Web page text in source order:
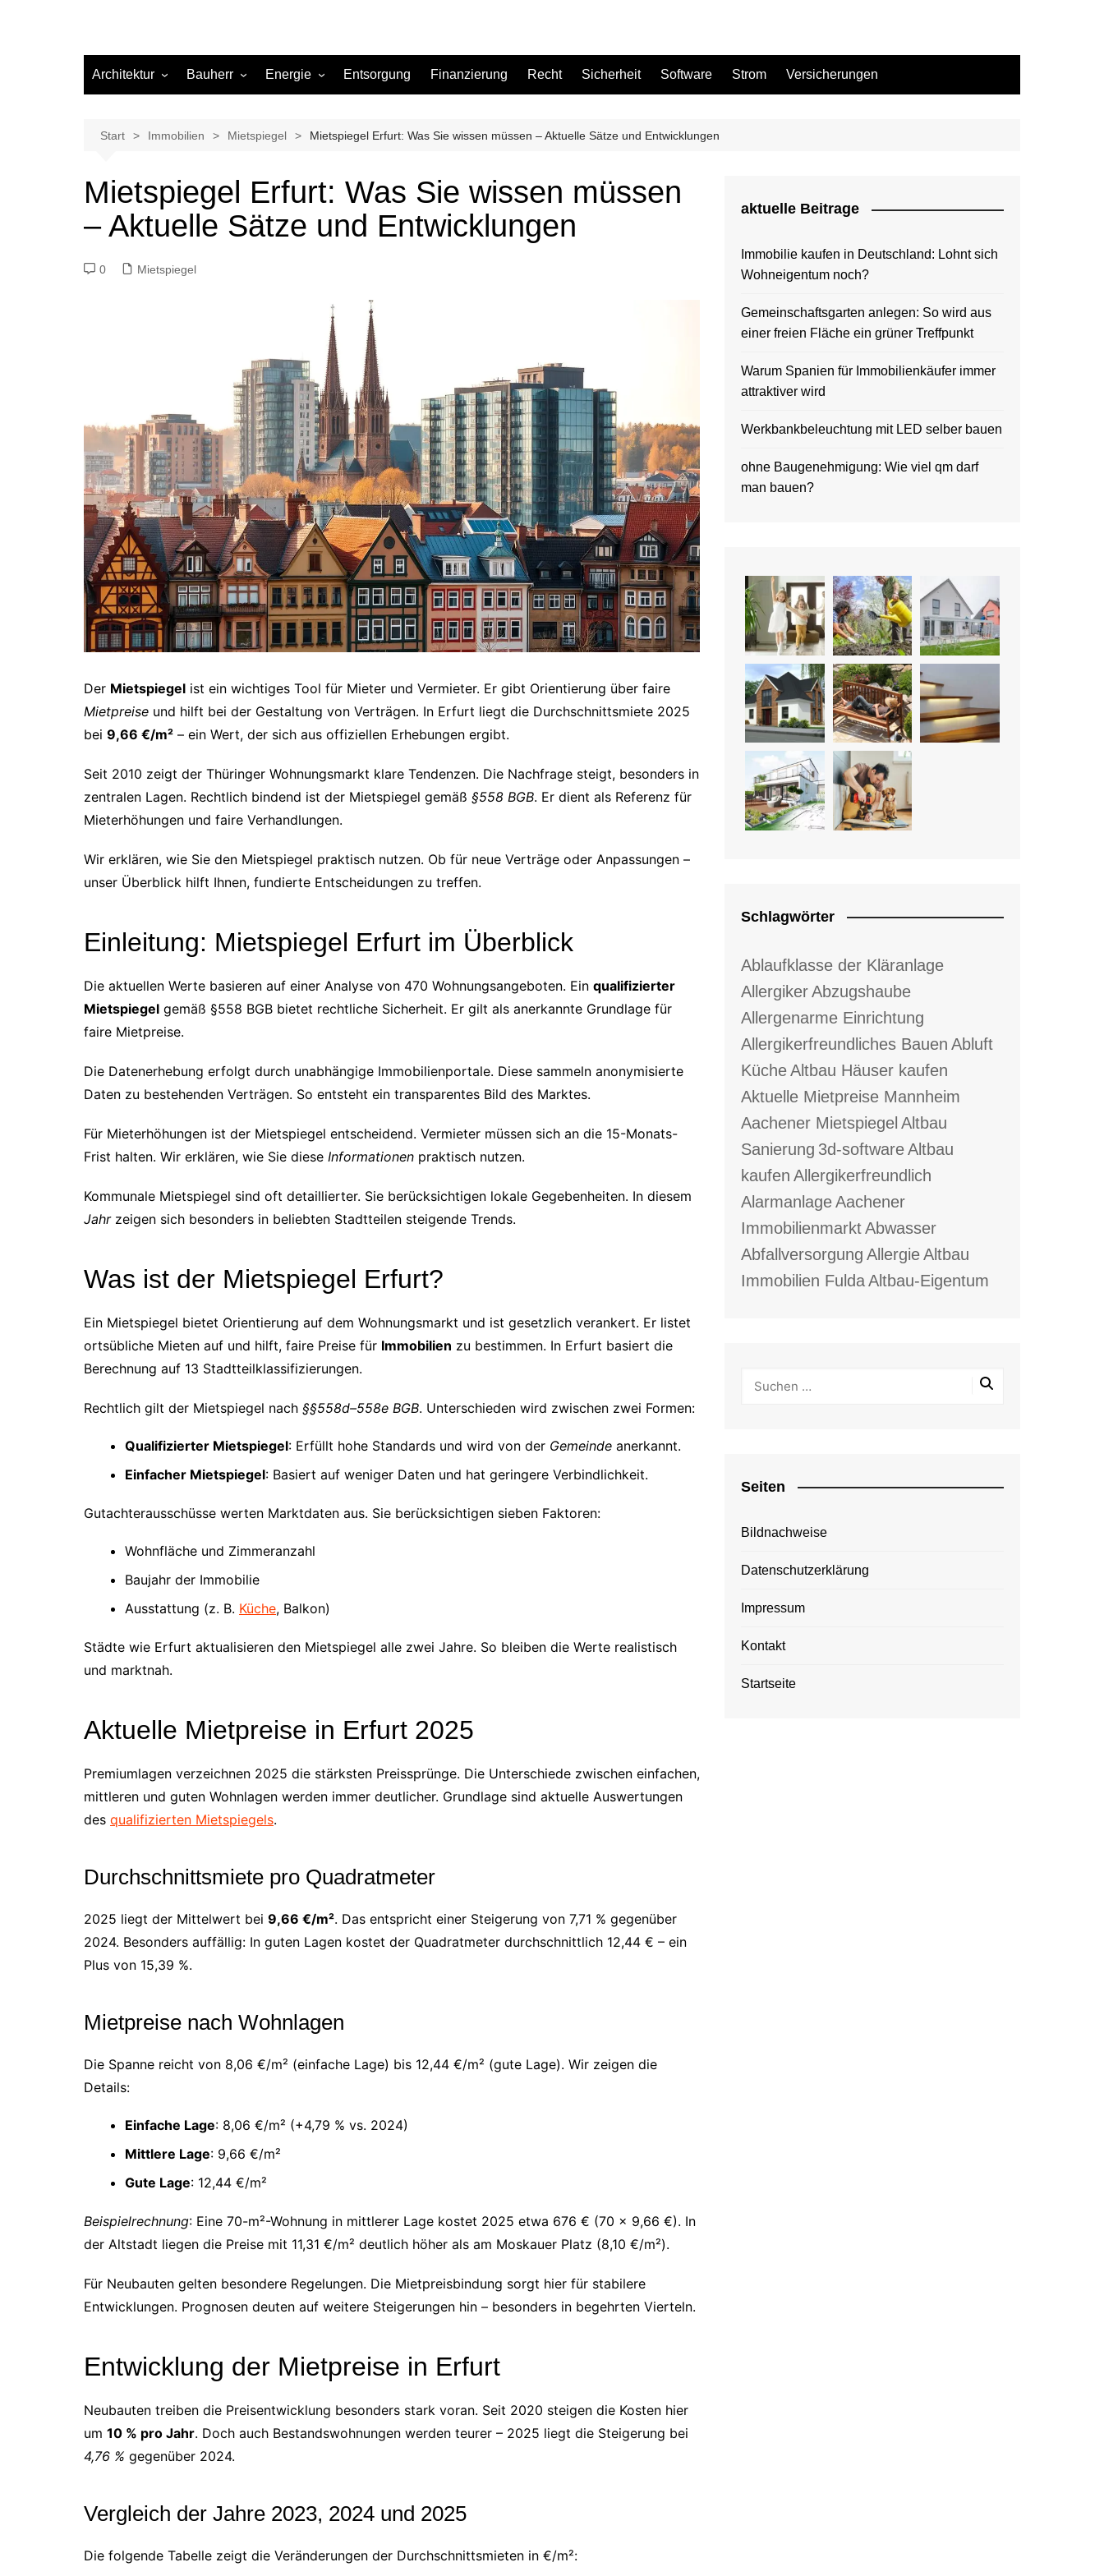
Architektur Bauherr
Beleuchtung
Büro
Garten
Materialien
Ökologisch bauen
Sanierung
Energie
Gas
Entsorgung Finanzierung Recht Sicherheit Software Strom Versicherungen
Start Immobilien Mietspiegel Mietspiegel Erfurt: Was Sie wissen müssen – Aktuelle Sätze und Entwicklungen
Mietspiegel Erfurt: Was Sie wissen müssen
– Aktuelle Sätze und Entwicklungen
0 Mietspiegel
Der Mietspiegel ist ein wichtiges Tool für Mieter und Vermieter. Er gibt Orientierung über faire
Mietpreise und hilft bei der Gestaltung von Verträgen. In Erfurt liegt die Durchschnittsmiete 2025
bei 9,66 €/m² – ein Wert, der sich aus offiziellen Erhebungen ergibt.
Seit 2010 zeigt der Thüringer Wohnungsmarkt klare Tendenzen. Die Nachfrage steigt, besonders in
zentralen Lagen. Rechtlich bindend ist der Mietspiegel gemäß §558 BGB. Er dient als Referenz für
Mieterhöhungen und faire Verhandlungen.
Wir erklären, wie Sie den Mietspiegel praktisch nutzen. Ob für neue Verträge oder Anpassungen –
unser Überblick hilft Ihnen, fundierte Entscheidungen zu treffen.
Einleitung: Mietspiegel Erfurt im Überblick
Die aktuellen Werte basieren auf einer Analyse von 470 Wohnungsangeboten. Ein qualifizierter
Mietspiegel gemäß §558 BGB bietet rechtliche Sicherheit. Er gilt als anerkannte Grundlage für
faire Mietpreise.
Die Datenerhebung erfolgt durch unabhängige Immobilienportale. Diese sammeln anonymisierte
Daten zu bestehenden Verträgen. So entsteht ein transparentes Bild des Marktes.
Für Mieterhöhungen ist der Mietspiegel entscheidend. Vermieter müssen sich an die 15-Monats-
Frist halten. Wir erklären, wie Sie diese Informationen praktisch nutzen.
Kommunale Mietspiegel sind oft detaillierter. Sie berücksichtigen lokale Gegebenheiten. In diesem
Jahrzeigen sich besonders in beliebten Stadtteilen steigende Trends.
Was ist der Mietspiegel Erfurt?
Ein Mietspiegel bietet Orientierung auf dem Wohnungsmarkt und ist gesetzlich verankert. Er listet
ortsübliche Mieten auf und hilft, faire Preise für Immobilien zu bestimmen. In Erfurt basiert die
Berechnung auf 13 Stadtteilklassifizierungen.
Rechtlich gilt der Mietspiegel nach §§558d–558e BGB. Unterschieden wird zwischen zwei Formen:
Qualifizierter Mietspiegel: Erfüllt hohe Standards und wird von der Gemeinde anerkannt.
Einfacher Mietspiegel: Basiert auf weniger Daten und hat geringere Verbindlichkeit.
Gutachterausschüsse werten Marktdaten aus. Sie berücksichtigen sieben Faktoren:
Wohnfläche und Zimmeranzahl
Baujahr der Immobilie
Ausstattung (z. B. Küche, Balkon)
Städte wie Erfurt aktualisieren den Mietspiegel alle zwei Jahre. So bleiben die Werte realistisch
und marktnah.
Aktuelle Mietpreise in Erfurt 2025
Premiumlagen verzeichnen 2025 die stärksten Preissprünge. Die Unterschiede zwischen einfachen,
mittleren und guten Wohnlagen werden immer deutlicher. Grundlage sind aktuelle Auswertungen
des qualifizierten Mietspiegels.
Durchschnittsmiete pro Quadratmeter
2025 liegt der Mittelwert bei 9,66 €/m². Das entspricht einer Steigerung von 7,71 % gegenüber
2024. Besonders auffällig: In guten Lagen kostet der Quadratmeter durchschnittlich 12,44 € – ein
Plus von 15,39 %.
Mietpreise nach Wohnlagen
Die Spanne reicht von 8,06 €/m² (einfache Lage) bis 12,44 €/m² (gute Lage). Wir zeigen die
Details:
Einfache Lage: 8,06 €/m² (+4,79 % vs. 2024)
Mittlere Lage: 9,66 €/m²
Gute Lage: 12,44 €/m²
Beispielrechnung: Eine 70-m²-Wohnung in mittlerer Lage kostet 2025 etwa 676 € (70 × 9,66 €). In
der Altstadt liegen die Preise mit 11,31 €/m² deutlich höher als am Moskauer Platz (8,10 €/m²).
Für Neubauten gelten besondere Regelungen. Die Mietpreisbindung sorgt hier für stabilere
Entwicklungen. Prognosen deuten auf weitere Steigerungen hin – besonders in begehrten Vierteln.
Entwicklung der Mietpreise in Erfurt
Neubauten treiben die Preisentwicklung besonders stark voran. Seit 2020 steigen die Kosten hier
um 10 % pro Jahr. Doch auch Bestandswohnungen werden teurer – 2025 liegt die Steigerung bei
4,76 % gegenüber 2024.
Vergleich der Jahre 2023, 2024 und 2025
Die folgende Tabelle zeigt die Veränderungen der Durchschnittsmieten in €/m²:
aktuelle Beitrage
Immobilie kaufen in Deutschland: Lohnt sich
Wohneigentum noch?
Gemeinschaftsgarten anlegen: So wird aus
einer freien Fläche ein grüner Treffpunkt
Warum Spanien für Immobilienkäufer immer
attraktiver wird
Werkbankbeleuchtung mit LED selber bauen
ohne Baugenehmigung: Wie viel qm darf
man bauen?
Schlagwörter
Ablaufklasse der Kläranlage
AllergikerAbzugshaube
Allergenarme Einrichtung
Allergikerfreundliches Bauen Abluft
KücheAltbau Häuser kaufen
Aktuelle Mietpreise Mannheim
Aachener Mietspiegel Altbau
Sanierung 3d-softwareAltbau
kaufen Allergikerfreundlich
AlarmanlageAachener
ImmobilienmarktAbwasser
Abfallversorgung AllergieAltbau
Immobilien FuldaAltbau-Eigentum
Seiten
Bildnachweise
Datenschutzerklärung
Impressum
Kontakt
Startseite